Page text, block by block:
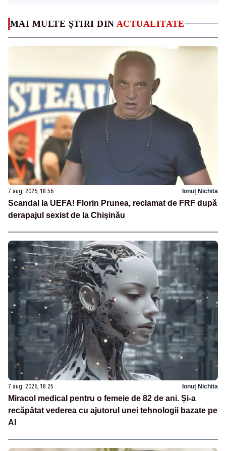
MAI MULTE ȘTIRI DIN ACTUALITATE
7 aug. 2026, 18:56 Ionuț Nichita
Scandal la UEFA! Florin Prunea, reclamat de FRF după
derapajul sexist de la Chișinău
7 aug. 2026, 18:25 Ionuț Nichita
Miracol medical pentru o femeie de 82 de ani. Și-a
recăpătat vederea cu ajutorul unei tehnologii bazate pe
AI